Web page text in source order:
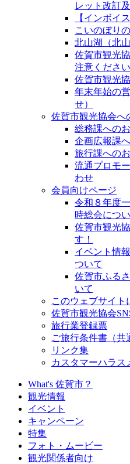
レット改訂
【インボイ
こいのぼり
北山湖（北
佐賀市観光
注意くださ
佐賀市観光
年末年始の
せ）
佐賀市観光協会へ
総務課への
企画広報課
旅行課への
流通プロモ
わせ
会員向けページ
令和８年度
時総会につ
佐賀市観光
す！
イベント情
ついて
佐賀市ふる
いて
このウェブサイト
佐賀市観光協会
旅行業登録票
ご旅行条件書（共
リンク集
カスタマーハラス
What's 佐賀市？
観光情報
イベント
キャンペーン
特集
フォト・ムービー
観光関係者向け